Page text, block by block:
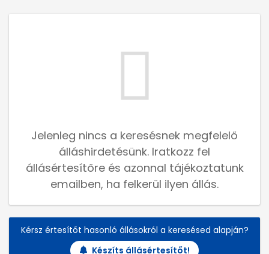
Jelenleg nincs a keresésnek megfelelő
álláshirdetésünk. Iratkozz fel
állásértesítőre és azonnal tájékoztatunk
emailben, ha felkerül ilyen állás.
Kérsz értesítőt hasonló állásokról a keresésed alapján?
Készíts állásértesítőt!